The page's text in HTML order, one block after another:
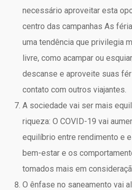
necessário aproveitar esta
centro das campanhas As
uma tendência que privilegia
livre, como acampar ou
descanse e aproveite suas
contato com outros viajantes.
A sociedade vai ser mais
riqueza: O COVID-19 vai
equilíbrio entre rendimento e
bem-estar e os
tomados mais em
O ênfase no saneamento vai